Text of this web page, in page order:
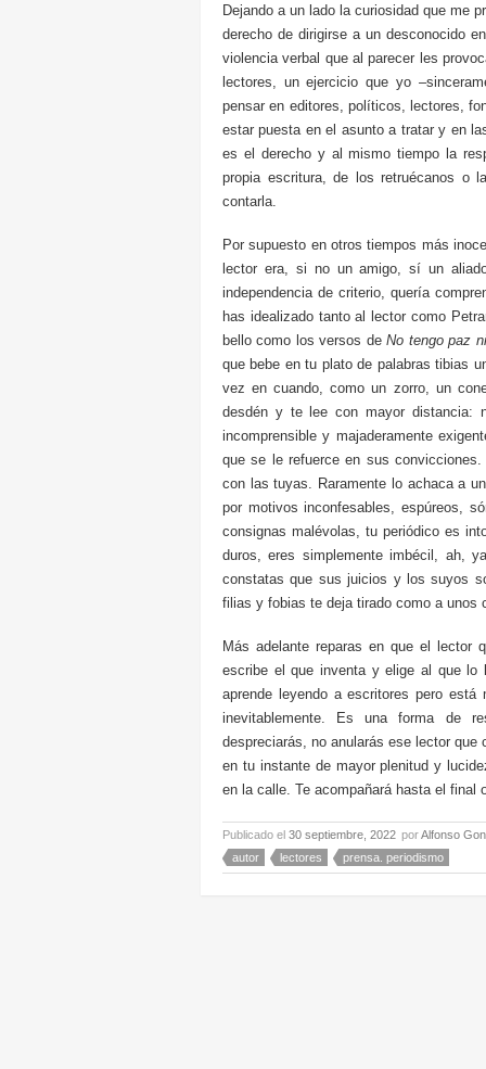
Dejando a un lado la curiosidad que me
derecho de dirigirse a un desconocido
violencia verbal que al parecer les
lectores, un ejercicio que yo
pensar en editores, políticos, lectores,
estar puesta en el asunto a tratar y en
es el derecho y al mismo tiempo la
propia escritura, de los retruécanos o
contarla.
Por supuesto en otros tiempos más
lector era, si no un amigo, sí un
independencia de criterio, quería
has idealizado tanto al lector como
bello como los versos deNo tengo paz
que bebe en tu plato de palabras tibias
vez en cuando, como un zorro, un
desdén y te lee con mayor distancia:
incomprensible y majaderamente
que se le refuerce en sus
con las tuyas. Raramente lo achaca a
por motivos inconfesables, espúreos,
consignas malévolas, tu periódico es
duros, eres simplemente imbécil, ah,
constatas que sus juicios y los suyos
filias y fobias te deja tirado como a
Más adelante reparas en que el lector
escribe el que inventa y elige al que
aprende leyendo a escritores pero
inevitablemente. Es una forma de
despreciarás, no anularás ese lector
en tu instante de mayor plenitud y
en la calle. Te acompañará hasta el
Publicado el 30 septiembre, 2022 porAlfonso
autor
lectores prensa. periodismo